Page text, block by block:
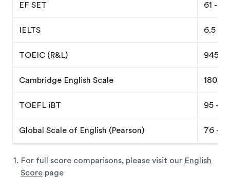
EF SET 61 - 70
IELTS 6.5 -
TOEIC (R&L) 945 -
Cambridge English Scale 180 -
TOEFL iBT 95 -
Global Scale of English (Pearson) 76 -
For full score comparisons, please visit our English
Score page